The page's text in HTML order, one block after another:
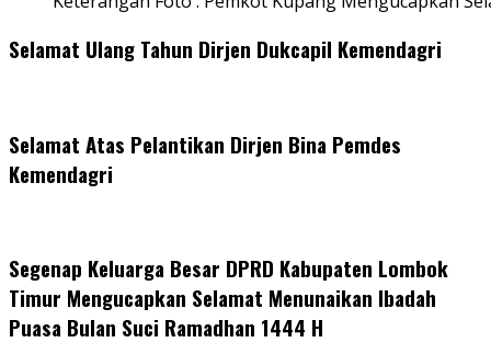
Selamat Ulang Tahun Dirjen Dukcapil Kemendagri
Selamat Atas Pelantikan Dirjen Bina Pemdes
Kemendagri
Segenap Keluarga Besar DPRD Kabupaten Lombok
Timur Mengucapkan Selamat Menunaikan Ibadah
Puasa Bulan Suci Ramadhan 1444 H